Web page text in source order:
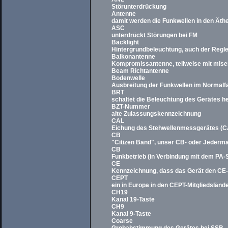
Störunterdrückung
Antenne
damit werden die Funkwellen in den
ASC
unterdrückt Störungen bei FM
Backlight
Hintergrundbeleuchtung, auch der
Balkonantenne
Kompromissantenne, teilweise mit
Beam Richtantenne
Bodenwelle
Ausbreitung der Funkwellen im
BRT
schaltet die Beleuchtung des Gerätes
BZT-Nummer
alte Zulassungskennzeichnung
CAL
Eichung des Stehwellenmessgerätes
CB
"Citizen Band", unser CB- oder
CB
Funkbetrieb (in Verbindung mit dem PA-
CE
Kennzeichnung, dass das Gerät den
CEPT
ein in Europa in den CEPT-
CH19
Kanal 19-Taste
CH9
Kanal 9-Taste
Coarse